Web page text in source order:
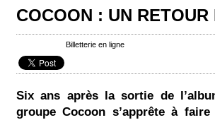
COCOON : UN
Billetterie en ligne
Six ans après la sortie de
groupe Cocoon s’apprête à